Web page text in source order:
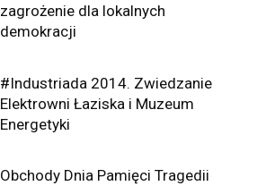
zagrożenie dla lokalnych
demokracji
#Industriada 2014. Zwiedzanie
Elektrowni Łaziska i Muzeum
Energetyki
Obchody Dnia Pamięci Tragedii